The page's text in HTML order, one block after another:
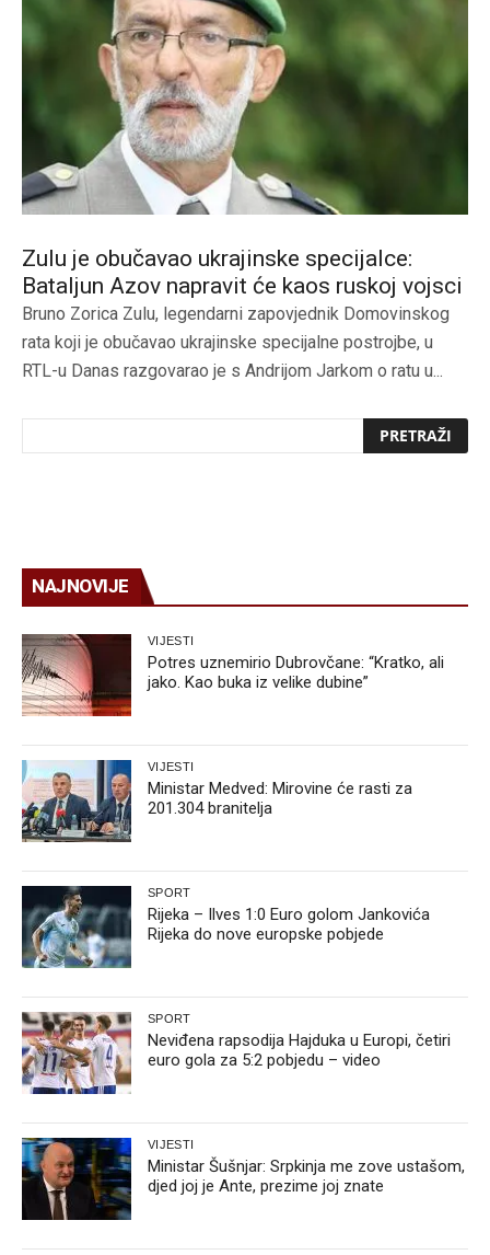
Zulu je obučavao ukrajinske specijalce:
Bataljun Azov napravit će kaos ruskoj vojsci
Bruno Zorica Zulu, legendarni zapovjednik Domovinskog
rata koji je obučavao ukrajinske specijalne postrojbe, u
RTL-u Danas razgovarao je s Andrijom Jarkom o ratu u...
NAJNOVIJE
VIJESTI
Potres uznemirio Dubrovčane: “Kratko, ali
jako. Kao buka iz velike dubine”
VIJESTI
Ministar Medved: Mirovine će rasti za
201.304 branitelja
SPORT
Rijeka – Ilves 1:0 Euro golom Jankovića
Rijeka do nove europske pobjede
SPORT
Neviđena rapsodija Hajduka u Europi, četiri
euro gola za 5:2 pobjedu – video
VIJESTI
Ministar Šušnjar: Srpkinja me zove ustašom,
djed joj je Ante, prezime joj znate